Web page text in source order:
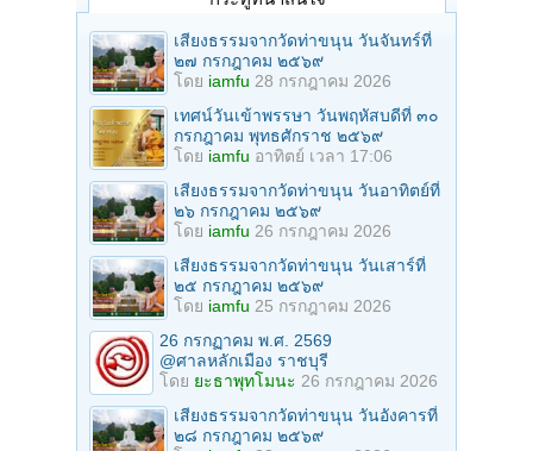
เสียงธรรมจากวัดท่าขนุน วันจันทร์ที่
๒๗ กรกฎาคม ๒๕๖๙
โดย iamfu 28 กรกฎาคม 2026
เทศน์วันเข้าพรรษา วันพฤหัสบดีที่ ๓๐
กรกฎาคม พุทธศักราช ๒๕๖๙
โดย iamfu อาทิตย์ เวลา 17:06
เสียงธรรมจากวัดท่าขนุน วันอาทิตย์ที่
๒๖ กรกฎาคม ๒๕๖๙
โดย iamfu 26 กรกฎาคม 2026
เสียงธรรมจากวัดท่าขนุน วันเสาร์ที่
๒๕ กรกฎาคม ๒๕๖๙
โดย iamfu 25 กรกฎาคม 2026
26 กรกฏาคม พ.ศ. 2569
@ศาลหลักเมือง ราชบุรี
โดย ยะธาพุทโมนะ 26 กรกฎาคม 2026
เสียงธรรมจากวัดท่าขนุน วันอังคารที่
๒๘ กรกฎาคม ๒๕๖๙